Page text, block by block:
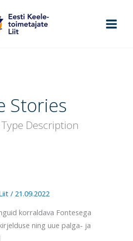
Stories
Description
/ 21.09.2022
korraldava Fontesega
ning uue palga- ja